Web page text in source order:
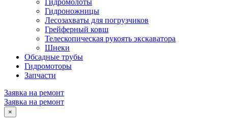
Гидроножницы
Лесозахваты для погрузчиков
Грейферный ковш
Телескопическая рукоять экскаватора
Шнеки
Обсадные трубы
Гидромоторы
Запчасти
Заявка на ремонт
Заявка на ремонт
×